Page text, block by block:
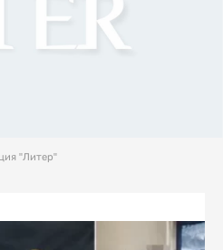
"Литер"